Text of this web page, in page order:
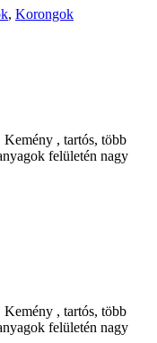
, Korongok
Kemény , tartós, több
felületén nagy
Kemény , tartós, több
felületén nagy